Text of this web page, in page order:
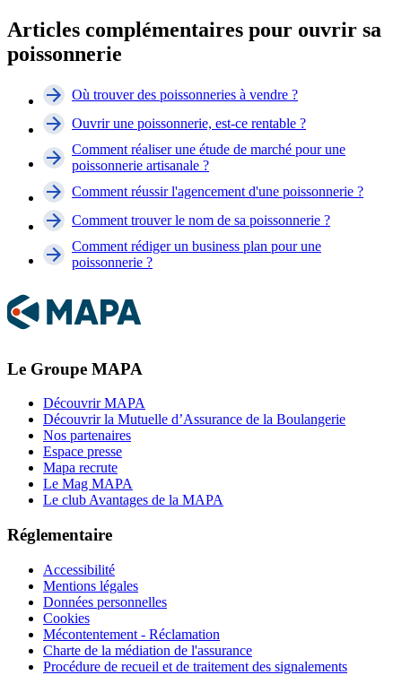
Articles complémentaires pour ouvrir sa
poissonnerie
Où trouver des poissonneries à vendre ?
Ouvrir une poissonnerie, est-ce rentable ?
Comment réaliser une étude de marché pour une
poissonnerie artisanale ?
Comment réussir l'agencement d'une poissonnerie ?
Comment trouver le nom de sa poissonnerie ?
Comment rédiger un business plan pour une
poissonnerie ?
Le Groupe MAPA
Découvrir MAPA
Découvrir la Mutuelle d’Assurance de la Boulangerie
Nos partenaires
Espace presse
Mapa recrute
Le Mag MAPA
Le club Avantages de la MAPA
Réglementaire
Accessibilité
Mentions légales
Données personnelles
Cookies
Mécontentement - Réclamation
Charte de la médiation de l'assurance
Procédure de recueil et de traitement des signalements